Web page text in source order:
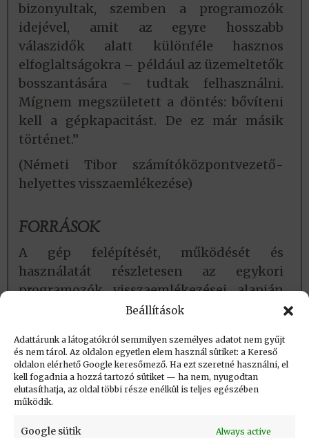
Beállítások
Adattárunk a látogatókról semmilyen személyes adatot nem gyűjt
és nem tárol. Az oldalon egyetlen elem használ sütiket: a Kereső
oldalon elérhető Google keresőmező. Ha ezt szeretné használni, el
kell fogadnia a hozzá tartozó sütiket — ha nem, nyugodtan
elutasíthatja, az oldal többi része enélkül is teljes egészében
működik.
Google sütik Always active
bizonyultak, szemben a programozók
idejével, amit az egyre hosszabb
válaszidők alatt különféle hasznos
elfoglaltságokra – például az üzemeltetők
bosszantására – tudtak felhasználni.
Mígnem megszületett a döntés: bővíteni
kell a gépkapacitást. De ez már másik
történet.”
(Németi Tibor számítóközpontvezető-
helyettes visszaemlékezése)
FORRÁSOK
A gép felépítését, működését és
használatát részletesen az egykori
programozók visszaemlékezései alapján
összeállítottSiemens 4004/45
Létrehozva: 2016.05.14. 22:20
Utolsó módosítás: 2026.04.30. 18:53